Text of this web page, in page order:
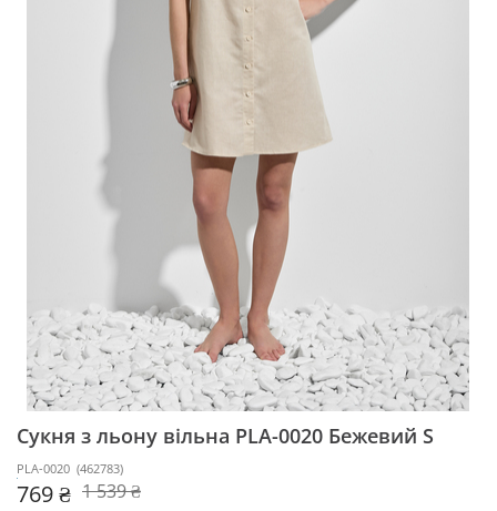
Сукня з льону вільна PLA-0020 Бежевий S
PLA-0020 (462783)
769 ₴ 1 539 ₴